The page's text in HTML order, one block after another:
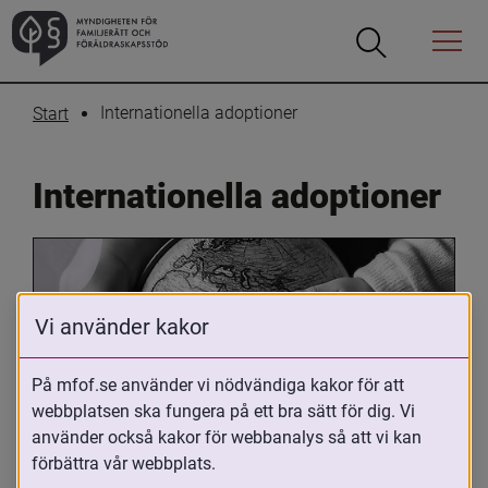
Öppna
Öppna
Menyn
Start Internationella adoptioner
Internationella adoptioner
Oavsett om du är adopterad,
adoptivförälder eller arbetar med
Vi använder kakor
På mfof.se använder vi nödvändiga kakor för att
webbplatsen ska fungera på ett bra sätt för dig. Vi
använder också kakor för webbanalys så att vi kan
förbättra vår webbplats.